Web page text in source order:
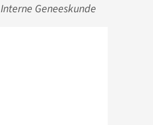
Interne Geneeskunde